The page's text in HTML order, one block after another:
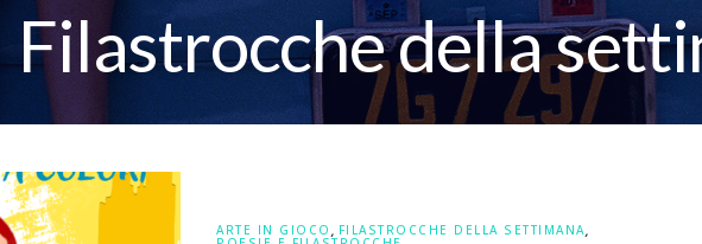
Filastrocche della
ARTE IN GIOCO , FILASTROCCHE DELLA SETTIMANA,